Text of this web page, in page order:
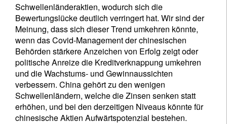
Schwellenländeraktien, wodurch sich die
Bewertungslücke deutlich verringert hat. Wir sind der
Meinung, dass sich dieser Trend umkehren könnte,
wenn das Covid-Management der chinesischen
Behörden stärkere Anzeichen von Erfolg zeigt oder
politische Anreize die Kreditverknappung umkehren
und die Wachstums- und Gewinnaussichten
verbessern. China gehört zu den wenigen
Schwellenländern, welche die Zinsen senken statt
erhöhen, und bei den derzeitigen Niveaus könnte für
chinesische Aktien Aufwärtspotenzial bestehen.
Newsletter abonnieren
Email
Titel Vorname
Name